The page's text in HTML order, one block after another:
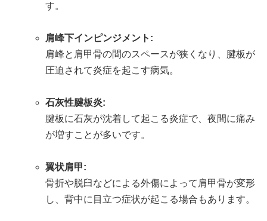
す。
肩峰下インピンジメント:
肩峰と肩甲骨の間のスペースが狭くなり、腱板が
圧迫されて炎症を起こす病気。
石灰性腱板炎:
腱板に石灰が沈着して起こる炎症で、夜間に痛み
が増すことが多いです。
翼状肩甲:
骨折や脱臼などによる外傷によって肩甲骨が変形
し、背中に目立つ症状が起こる場合もあります。